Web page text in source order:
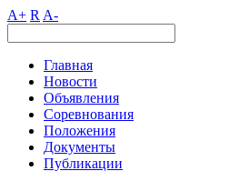
A+ R A-
Главная
Новости
Объявления
Соревнования
Положения
Документы
Публикации